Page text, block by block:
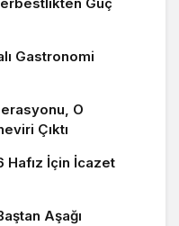
Gastronomi
O
Çıktı
Hafız İçin İcazet
Aşağı